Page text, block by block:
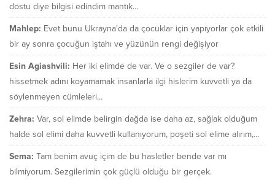
dostu diye bilgisi edindim mantık...
Mahlep: Evet bunu Ukrayna'da da çocuklar için yapıyorlar çok etkili
bir ay sonra çocuğun iştahı ve yüzünün rengi değişiyor
Esin Agiashvili: Her iki elimde de var. Ve o sezgiler de var?
hissetmek adını koyamamak insanlarla ilgi hislerim kuvvetli ya da
söylenmeyen cümleleri...
Zehra: Var, sol elimde belirgin dağda ise daha az, sağlak olduğum
halde sol elimi daha kuvvetli kullanıyorum, poşeti sol elime alırım,...
Sema: Tam benim avuç içim de bu hasletler bende var mı
bilmiyorum. Sezgilerimin çok güçlü olduğu bir gerçek.